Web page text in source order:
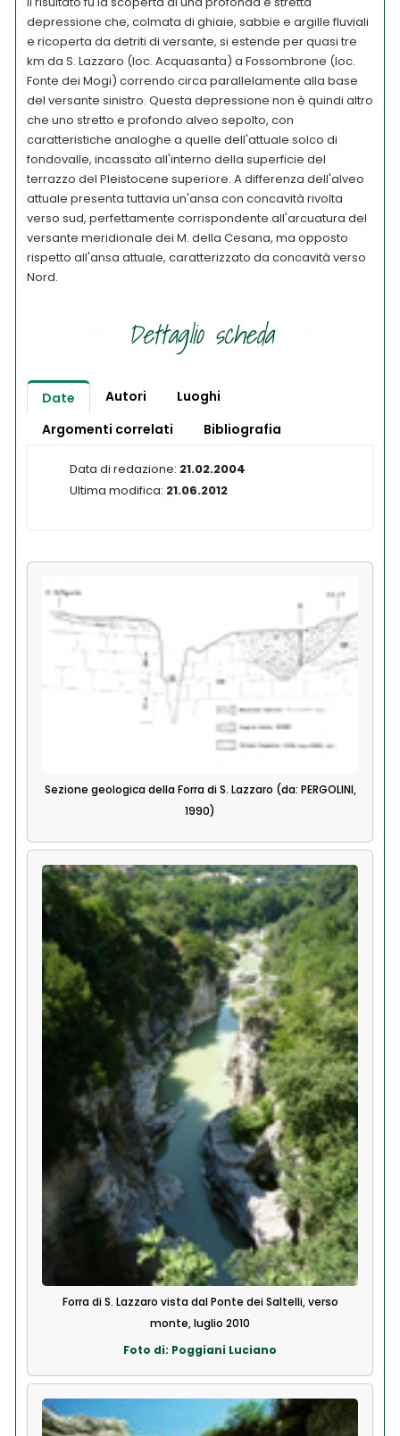
depressione che, colmata di ghiaie, sabbie e argille fluviali
e ricoperta da detriti di versante, si estende per quasi tre
km da S. Lazzaro (loc. Acquasanta) a Fossombrone (loc.
Fonte dei Mogi) correndo circa parallelamente alla base
del versante sinistro. Questa depressione non è quindi altro
che uno stretto e profondo alveo sepolto, con
caratteristiche analoghe a quelle dell'attuale solco di
fondovalle, incassato all'interno della superficie del
terrazzo del Pleistocene superiore. A differenza dell'alveo
attuale presenta tuttavia un'ansa con concavità rivolta
verso sud, perfettamente corrispondente all'arcuatura del
versante meridionale dei M. della Cesana, ma opposto
rispetto all'ansa attuale, caratterizzato da concavità verso
Nord.
Dettaglio scheda
Date Autori
Luoghi
Argomenti correlati
Bibliografia
Data di redazione: 21.02.2004
Ultima modifica: 21.06.2012
Sezione geologica della Forra di S. Lazzaro (da: PERGOLINI,
1990)
Forra di S. Lazzaro vista dal Ponte dei Saltelli, verso
monte, luglio 2010
Foto di: Poggiani Luciano